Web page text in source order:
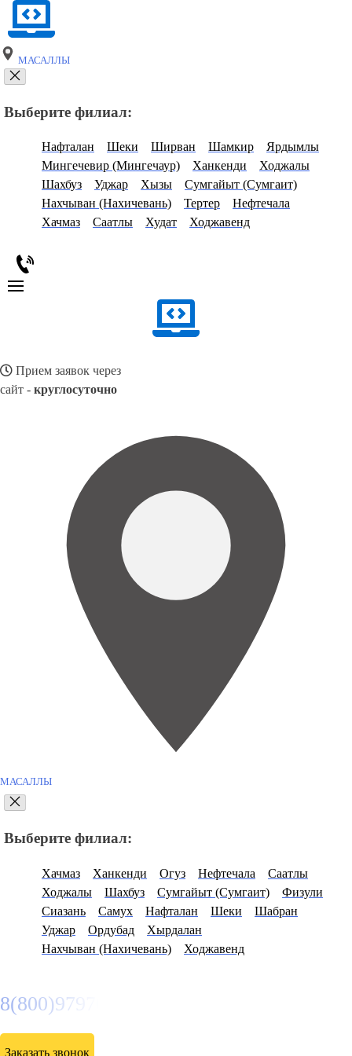
МАСАЛЛЫ
Выберите филиал:
Нафталан Шеки Ширван Шамкир
Ярдымлы
Мингечевир (Мингечаур)
Ханкенди
Ходжалы
Шахбуз
Уджар Хызы
Сумгайыт (Сумгаит)
Нахчыван (Нахичевань)
Тертер
Нефтечала
Хачмаз
Саатлы Худат Ходжавенд
Прием заявок через
сайт - круглосуточно
МАСАЛЛЫ
Выберите филиал:
Хачмаз Ханкенди Огуз Нефтечала
Саатлы
Ходжалы
Шахбуз Сумгайыт (Сумгаит)
Физули
Сиазань
Самух Нафталан Шеки
Шабран
Уджар
Ордубад
Хырдалан
Нахчыван (Нахичевань)
Ходжавенд
8(800)9797043
Заказать звонок